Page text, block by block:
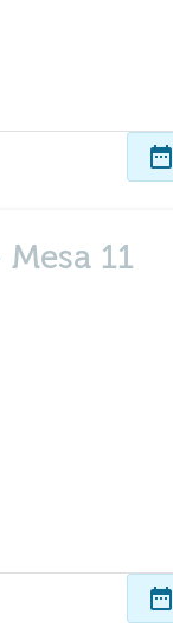
date_range
11
date_range